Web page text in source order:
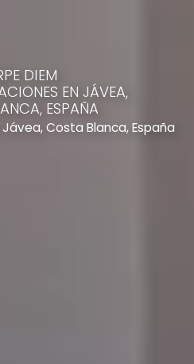
DIEM
EN JÁVEA,
ESPAÑA
Costa Blanca, España